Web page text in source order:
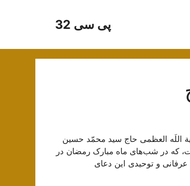
پی سی 32
اللَه العظمی حاج سید محمّد حسین
که در شب‌های ماه مبارک رمضان در
و توحیدی این دعای